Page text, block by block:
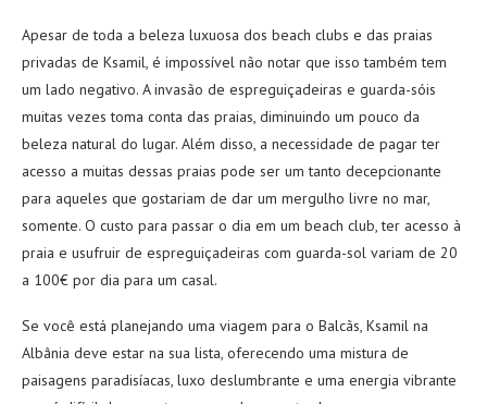
Apesar de toda a beleza luxuosa dos beach clubs e das praias
privadas de Ksamil, é impossível não notar que isso também tem
um lado negativo. A invasão de espreguiçadeiras e guarda-sóis
muitas vezes toma conta das praias, diminuindo um pouco da
beleza natural do lugar. Além disso, a necessidade de pagar ter
acesso a muitas dessas praias pode ser um tanto decepcionante
para aqueles que gostariam de dar um mergulho livre no mar,
somente. O custo para passar o dia em um beach club, ter acesso à
praia e usufruir de espreguiçadeiras com guarda-sol variam de 20
a 100€ por dia para um casal.
Se você está planejando uma viagem para o Balcãs, Ksamil na
Albânia deve estar na sua lista, oferecendo uma mistura de
paisagens paradisíacas, luxo deslumbrante e uma energia vibrante